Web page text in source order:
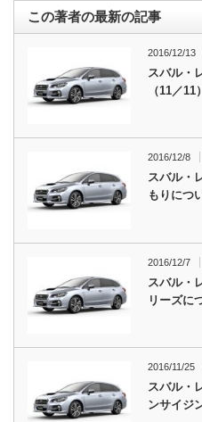
この著者の最新の記事
2016/12/13
スバル・
（11／11）
2016/12/8
スバル・
もりにつ
2016/12/7
スバル・
リーズに
2016/11/25
スバル・
ンサイジ